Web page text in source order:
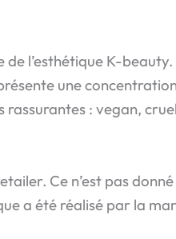
l’esthétique K-beauty.
une
rassurantes : vegan,
Ce n’est pas
a été réalisé par la